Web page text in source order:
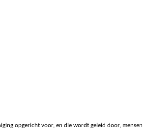
opgericht voor, en die wordt geleid door, mensen